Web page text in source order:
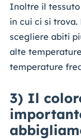
Inoltre il
in cui ci si trova.
scegliere abiti
alte
temperature
3) Il